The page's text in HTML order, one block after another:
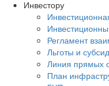
Инвестору
Регламент
Льготы и
Линия прямых
План